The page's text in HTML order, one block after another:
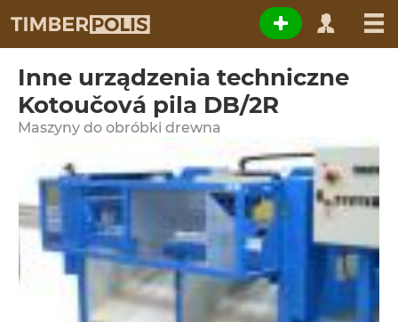
Inne urządzenia techniczne
Kotoučová pila DB/2R
Maszyny do obróbki drewna